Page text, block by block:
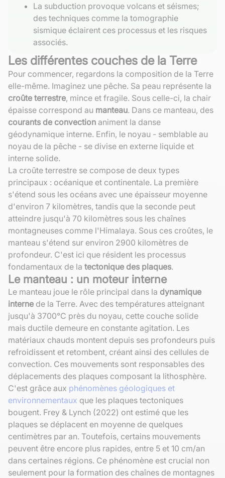
La subduction provoque volcans et séismes;
des techniques comme la tomographie
sismique éclairent ces processus et les risques
associés.
Les différentes couches de la Terre
Pour commencer, regardons la composition de la Terre
elle-même. Imaginez une pêche. Sa peau représente la
croûte terrestre, mince et fragile. Sous celle-ci, la chair
épaisse correspond au manteau. Dans ce manteau, des
courants de convection animent la danse
géodynamique interne. Enfin, le noyau - semblable au
noyau de la pêche - se divise en externe liquide et
interne solide.
La croûte terrestre se compose de deux types
principaux : océanique et continentale. La première
s'étend sous les océans avec une épaisseur moyenne
d'environ 7 kilomètres, tandis que la seconde peut
atteindre jusqu'à 70 kilomètres sous les chaînes
montagneuses comme l'Himalaya. Sous ces croûtes, le
manteau s'étend sur environ 2900 kilomètres de
profondeur. C'est ici que résident les processus
fondamentaux de la tectonique des plaques.
Le manteau : un moteur interne
Le manteau joue le rôle principal dans la dynamique
interne de la Terre. Avec des températures atteignant
jusqu'à 3700°C près du noyau, cette couche solide
mais ductile demeure en constante agitation. Les
matériaux chauds montent depuis ses profondeurs puis
refroidissent et retombent, créant ainsi des cellules de
convection. Ces mouvements sont responsables des
déplacements des plaques composant la lithosphère.
C'est grâce aux phénomènes géologiques et
environnementaux que les plaques tectoniques
bougent. Frey & Lynch (2022) ont estimé que les
plaques se déplacent en moyenne de quelques
centimètres par an. Toutefois, certains mouvements
peuvent être encore plus rapides, entre 5 et 10 cm/an
dans certaines régions. Ce phénomène est crucial non
seulement pour la formation des chaînes de montagnes